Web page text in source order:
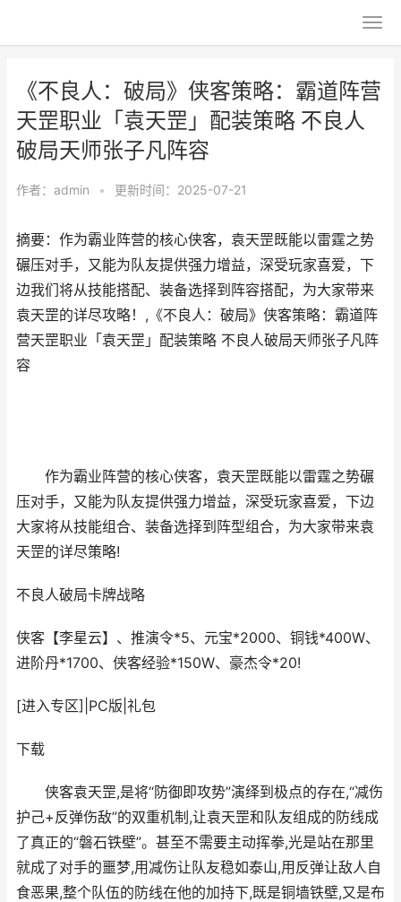
《不良人：破局》侠客策略：霸道阵营
天罡职业「袁天罡」配装策略 不良人
破局天师张子凡阵容
作者： admin • 更新时间：2025-07-21
摘要：作为霸业阵营的核心侠客，袁天罡既能以雷霆之势
碾压对手，又能为队友提供强力增益，深受玩家喜爱，下
边我们将从技能搭配、装备选择到阵容搭配，为大家带来
袁天罡的详尽攻略！,《不良人：破局》侠客策略：霸道阵
营天罡职业「袁天罡」配装策略 不良人破局天师张子凡阵
容
作为霸业阵营的核心侠客，袁天罡既能以雷霆之势碾
压对手，又能为队友提供强力增益，深受玩家喜爱，下边
大家将从技能组合、装备选择到阵型组合，为大家带来袁
天罡的详尽策略!
不良人破局卡牌战略
侠客【李星云】、推演令*5、元宝*2000、铜钱*400W、
进阶丹*1700、侠客经验*150W、豪杰令*20!
[进入专区] PC版 礼包
下载
侠客袁天罡,是将“防御即攻势”演绎到极点的存在,“减伤
护己+反弹伤敌”的双重机制,让袁天罡和队友组成的防线成
了真正的“磐石铁壁”。甚至不需要主动挥拳,光是站在那里
就成了对手的噩梦,用减伤让队友稳如泰山,用反弹让敌人自
食恶果,整个队伍的防线在他的加持下,既是铜墙铁壁,又是布